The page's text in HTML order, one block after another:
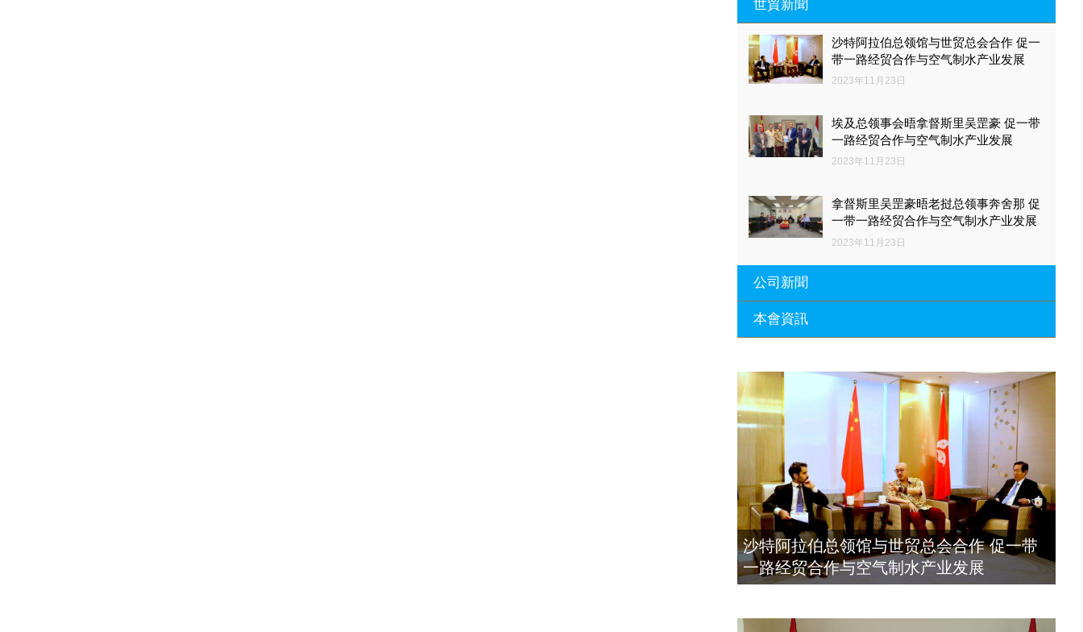
世貿新聞
沙特阿拉伯总领馆与世贸总会合作 促一
带一路经贸合作与空气制水产业发展
2023年11月23日
埃及总领事会晤拿督斯里吴罡豪 促一带
一路经贸合作与空气制水产业发展
2023年11月23日
拿督斯里吴罡豪晤老挝总领事奔舍那 促
一带一路经贸合作与空气制水产业发展
2023年11月23日
公司新聞
带一路经贸合作与空气制水产业发展
埃及总领事会晤拿督斯里吴罡豪 促一带
一路经贸合作与空气制水产业发展
2023年11月23日
拿督斯里吴罡豪晤土耳其总领事 促一带
一路经贸合作与空气制水产业发展
2023年11月23日
本會資訊
瑚蒞臨 天泉鼎豐深圳總部及國際標量波
量子研究院
2021年12月10日
標量波光量子導入系統聯合國總部拿督
斯裏吳達鎔教授首發
2021年12月10日
空氣制水發明人吳達鎔出席聯合國環境
科政商管治聯盟會議
2021年12月10日
沙特阿拉伯总领馆与世贸总会合作 促一带
一路经贸合作与空气制水产业发展